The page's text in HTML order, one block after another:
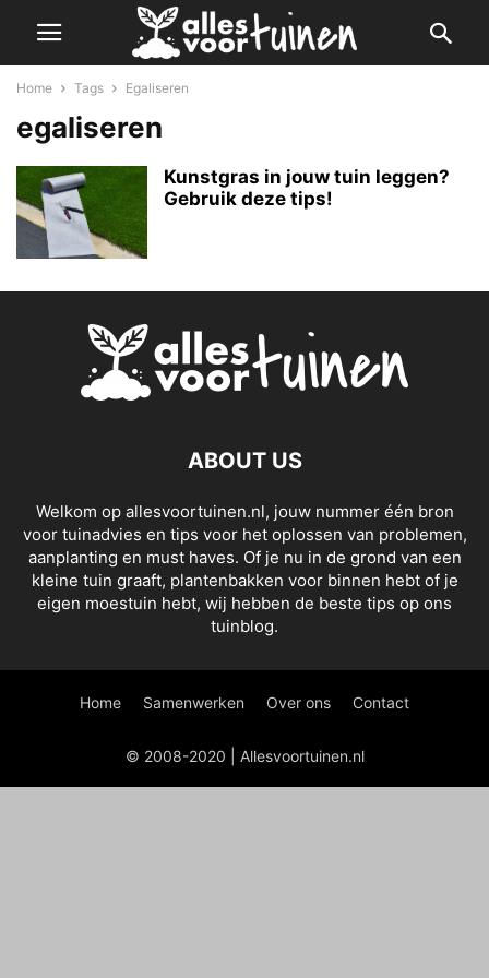
Home Tags Egaliseren
egaliseren
Kunstgras in jouw tuin leggen?
Gebruik deze tips!
ABOUT US
Welkom op allesvoortuinen.nl, jouw nummer één bron
voor tuinadvies en tips voor het oplossen van problemen,
aanplanting en must haves. Of je nu in de grond van een
kleine tuin graaft, plantenbakken voor binnen hebt of je
eigen moestuin hebt, wij hebben de beste tips op ons
tuinblog.
Home Samenwerken Over ons Contact
© 2008-2020 | Allesvoortuinen.nl